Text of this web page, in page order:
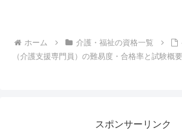
ホーム 介護・福祉の資格一覧
（介護支援専門員）の難易度・合格率と試験概要
スポンサーリンク